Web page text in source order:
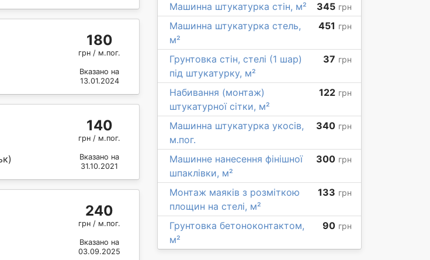
180
грн / м.пог.
Вказано на
13.01.2024
140
грн / м.пог.
Вказано на
31.10.2021
240
грн / м.пог.
Вказано на
03.09.2025
Машинна штукатурка стін, м² 345 грн
Машинна штукатурка стель,
м²
451 грн
Грунтовка стін, стелі (1 шар)
під штукатурку, м²
37 грн
Набивання (монтаж)
штукатурної сітки, м²
122 грн
Машинна штукатурка укосів,
м.пог.
340 грн
Машинне нанесення фінішної
шпаклівки, м²
300 грн
Монтаж маяків з розміткою
площин на стелі, м²
133 грн
Грунтовка бетоноконтактом,
м²
90 грн